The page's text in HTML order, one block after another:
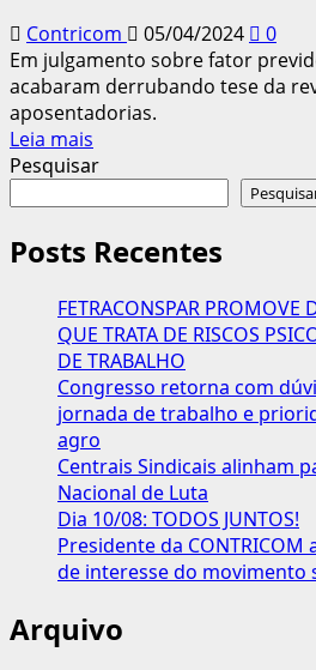
Contricom 05/04/2024
0
Em julgamento sobre fator
acabaram derrubando tese da
aposentadorias.
Leia mais
mais
“indignados”
com
manobra
do
STF
sobre
“revisão
da
vida
toda”
Pesquisar
Posts Recentes
FETRACONSPAR PROMOVE
QUE TRATA DE RISCOS
DE TRABALHO
Congresso retorna com
jornada de trabalho e
agro
Centrais Sindicais alinham
Nacional de Luta
Dia 10/08: TODOS JUNTOS!
Presidente da
de interesse do movimento
Arquivo